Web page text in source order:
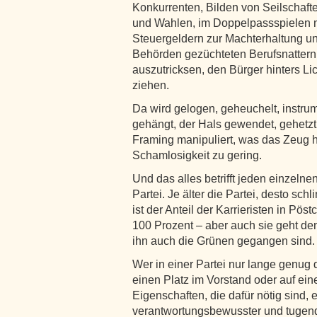
Konkurrenten, Bilden von
und Wahlen, im Doppelpassspielen
Steuergeldern zur Machterhaltung
Behörden gezüchteten
auszutricksen, den Bürger hinters
ziehen.
Da wird gelogen, geheuchelt,
gehängt, der Hals gewendet,
Framing manipuliert, was das Zeug
Schamlosigkeit zu gering.
Und das alles betrifft jeden
Partei. Je älter die Partei, desto
ist der Anteil der Karrieristen in
100 Prozent – aber auch sie geht
ihn auch die Grünen gegangen sind.
Wer in einer Partei nur lange genug
einen Platz im Vorstand oder auf
Eigenschaften, die dafür nötig sind,
verantwortungsbewusster und